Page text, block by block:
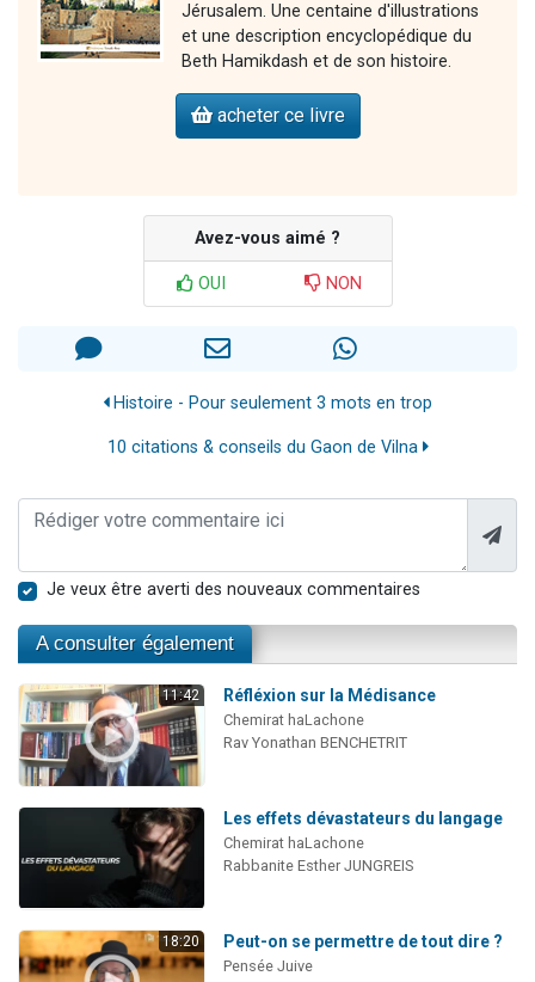
Jérusalem. Une centaine d'illustrations
et une description encyclopédique du
Beth Hamikdash et de son histoire.
acheter ce livre
Avez-vous aimé ?
OUI NON
Histoire - Pour seulement 3 mots en trop
10 citations & conseils du Gaon de Vilna
Je veux être averti des nouveaux commentaires
A consulter également
11:42 Réfléxion sur la Médisance
Chemirat haLachone
Rav Yonathan BENCHETRIT
Les effets dévastateurs du langage
Chemirat haLachone
Rabbanite Esther JUNGREIS
18:20 Peut-on se permettre de tout dire ?
Pensée Juive